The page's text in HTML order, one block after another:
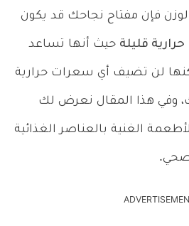
فإن مفتاح نجاحك قد يكون
قليلة حيث أنها تساعد
لن تضيف أي سعرات حرارية
وفي هذا المقال نعرض لك
الغنية بالعناصر الغذائية
صحي.